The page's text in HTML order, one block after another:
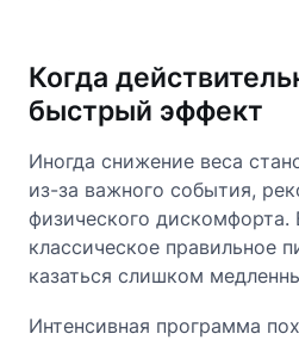
Когда
быстрый эффект
Иногда снижение веса
из-за важного события,
физического дискомфорта.
классическое правильное
казаться слишком
Интенсивная программа